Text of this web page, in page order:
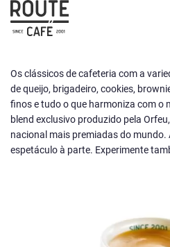
Os clássicos de cafeteria com a
de queijo, brigadeiro, cookies,
finos e tudo o que harmoniza com o
blend exclusivo produzido pela
nacional mais premiadas do
espetáculo à parte. Experimente